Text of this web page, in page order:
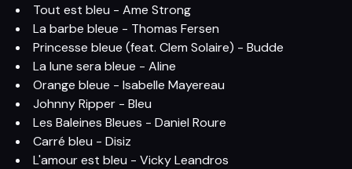
Tout est bleu - Ame Strong
La barbe bleue - Thomas Fersen
Princesse bleue (feat. Clem Solaire) - Budde
La lune sera bleue - Aline
Orange bleue - Isabelle Mayereau
Johnny Ripper - Bleu
Les Baleines Bleues - Daniel Roure
Carré bleu - Disiz
L'amour est bleu - Vicky Leandros